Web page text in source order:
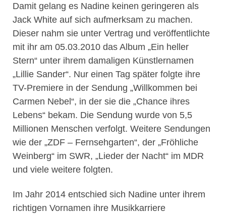
Damit gelang es Nadine keinen geringeren als
Jack White auf sich aufmerksam zu machen.
Dieser nahm sie unter Vertrag und veröffentlichte
mit ihr am 05.03.2010 das Album „Ein heller
Stern“ unter ihrem damaligen Künstlernamen
„Lillie Sander“. Nur einen Tag später folgte ihre
TV-Premiere in der Sendung „Willkommen bei
Carmen Nebel“, in der sie die „Chance ihres
Lebens“ bekam. Die Sendung wurde von 5,5
Millionen Menschen verfolgt. Weitere Sendungen
wie der „ZDF – Fernsehgarten“, der „Fröhliche
Weinberg“ im SWR, „Lieder der Nacht“ im MDR
und viele weitere folgten.
Im Jahr 2014 entschied sich Nadine unter ihrem
richtigen Vornamen ihre Musikkarriere